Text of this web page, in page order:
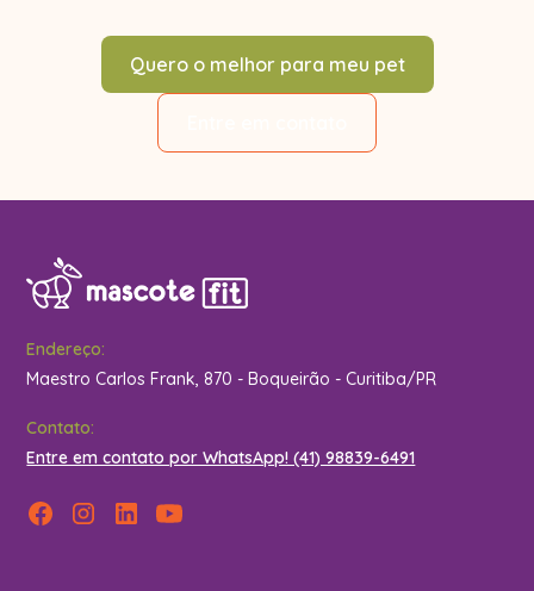
Quero o melhor para meu pet
Endereço:
Maestro Carlos Frank, 870 - Boqueirão - Curitiba/PR
Contato:
Entre em contato por WhatsApp! (41) 98839-6491